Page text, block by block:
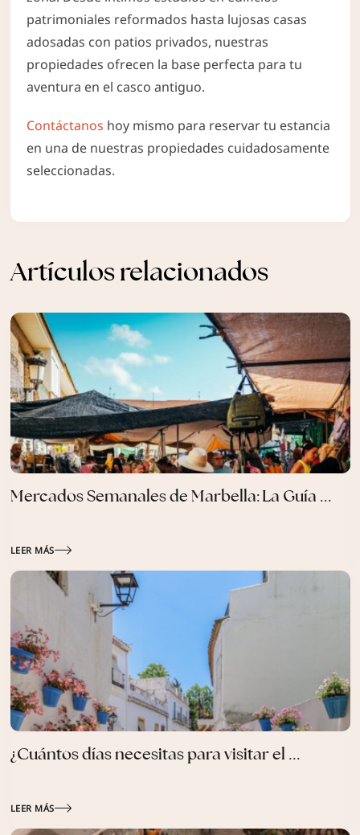
patrimoniales reformados hasta lujosas casas
adosadas con patios privados, nuestras
propiedades ofrecen la base perfecta para tu
aventura en el casco antiguo.
Contáctanos hoy mismo para reservar tu estancia
en una de nuestras propiedades cuidadosamente
seleccionadas.
Artículos relacionados
Mercados Semanales de Marbella: La Guía ...
LEER MÁS
¿Cuántos días necesitas para visitar el ...
LEER MÁS